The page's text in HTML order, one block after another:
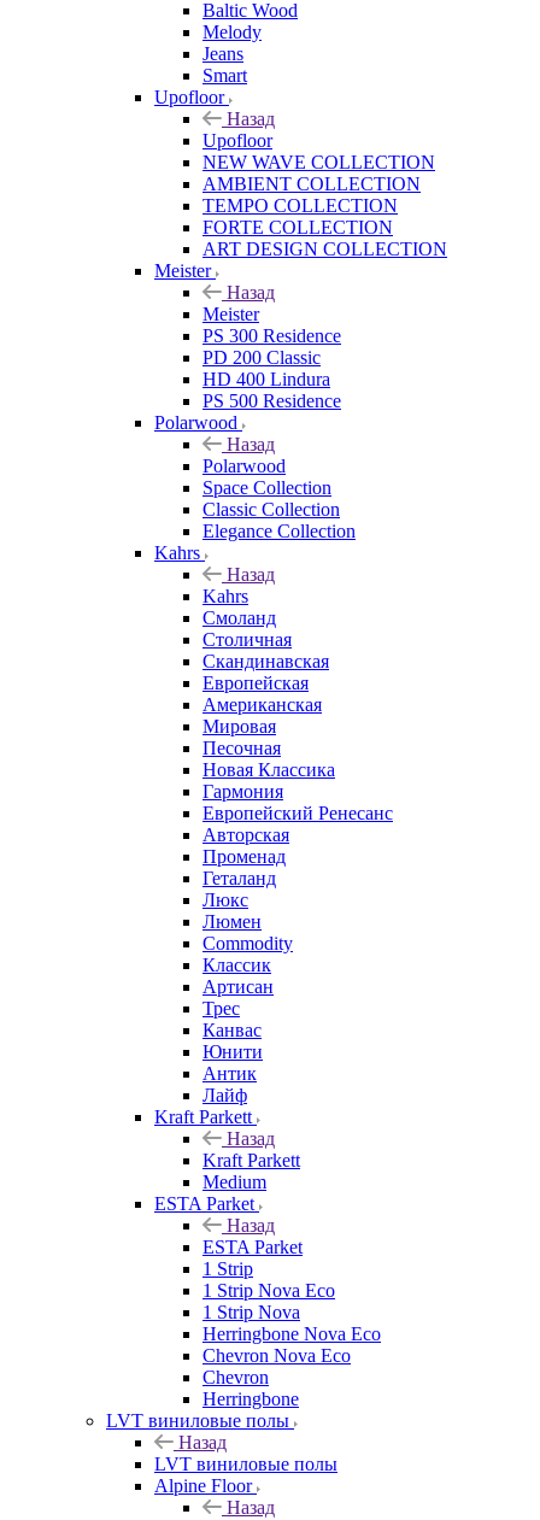
Baltic Wood
Melody
Jeans
Smart
Upofloor
Назад
Upofloor
NEW WAVE COLLECTION
AMBIENT COLLECTION
TEMPO COLLECTION
FORTE COLLECTION
ART DESIGN COLLECTION
Meister
Назад
Meister
PS 300 Residence
PD 200 Classic
HD 400 Lindura
PS 500 Residence
Polarwood
Назад
Polarwood
Space Collection
Classic Collection
Elegance Collection
Kahrs
Назад
Kahrs
Смоланд
Столичная
Скандинавская
Европейская
Американская
Мировая
Песочная
Новая Классика
Гармония
Европейский Ренесанс
Авторская
Променад
Геталанд
Люкс
Люмен
Commodity
Классик
Артисан
Трес
Канвас
Юнити
Антик
Лайф
Kraft Parkett
Назад
Kraft Parkett
Medium
ESTA Parket
Назад
ESTA Parket
1 Strip
1 Strip Nova Eco
1 Strip Nova
Herringbone Nova Eco
Chevron Nova Eco
Chevron
Herringbone
LVT виниловые полы
Назад
LVT виниловые полы
Alpine Floor
Назад